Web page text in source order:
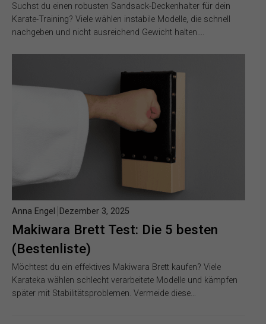
Suchst du einen robusten Sandsack-Deckenhalter für dein
Karate-Training? Viele wählen instabile Modelle, die schnell
nachgeben und nicht ausreichend Gewicht halten….
Makiwara Brett Test: Die 5 besten
(Bestenliste)
Anna Engel Dezember 3, 2025
Möchtest du ein effektives Makiwara Brett kaufen? Viele
Karateka wählen schlecht verarbeitete Modelle und kämpfen
später mit Stabilitätsproblemen. Vermeide diese…